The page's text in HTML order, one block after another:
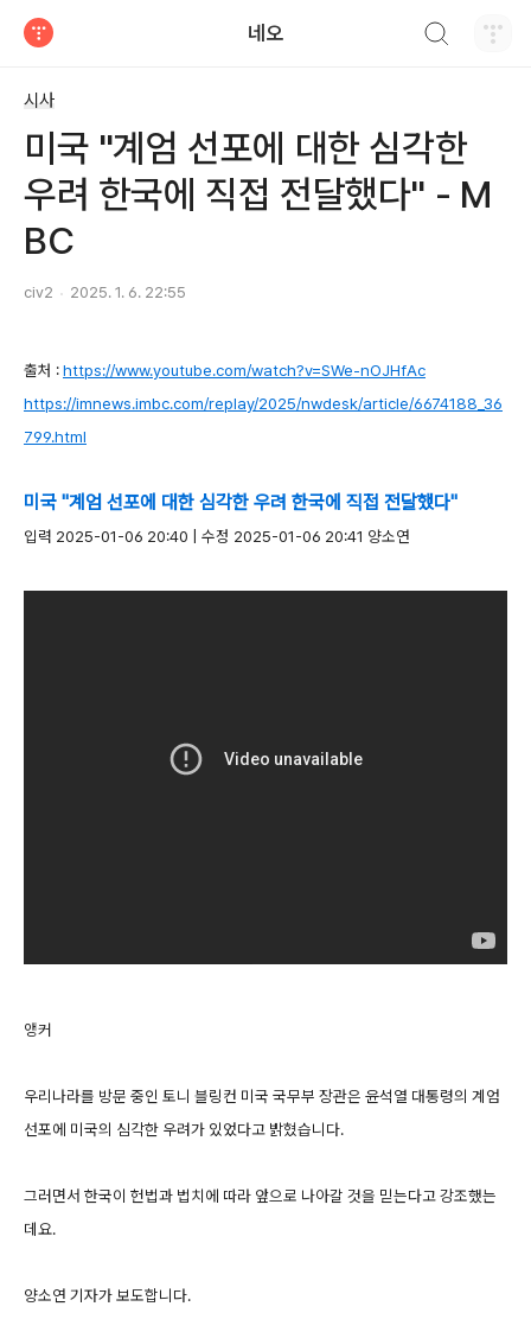
네오
시사
미국 "계엄 선포에 대한 심각한
우려 한국에 직접 전달했다" - M
BC
civ2 2025. 1. 6. 22:55
출처 :https://www.youtube.com/watch?v=SWe-nOJHfAc
https://imnews.imbc.com/replay/2025/nwdesk/article/6674188_36
799.html
미국 "계엄 선포에 대한 심각한 우려 한국에 직접 전달했다"
입력 2025-01-06 20:40 | 수정 2025-01-06 20:41 양소연
앵커
우리나라를 방문 중인 토니 블링컨 미국 국무부 장관은 윤석열 대통령의 계엄
선포에 미국의 심각한 우려가 있었다고 밝혔습니다.
그러면서 한국이 헌법과 법치에 따라 앞으로 나아갈 것을 믿는다고 강조했는
데요.
양소연 기자가 보도합니다.